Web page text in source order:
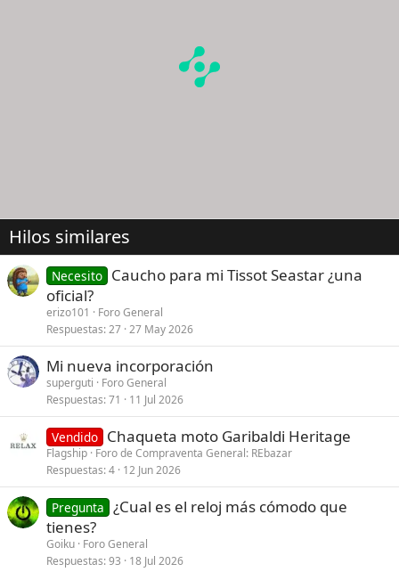
Hilos similares
Necesito Caucho para mi Tissot Seastar ¿una
oficial?
erizo101
Foro General
Respuestas 27 27 May 2026
Mi nueva incorporación
superguti
Foro General
Respuestas 71 11 Jul 2026
Vendido Chaqueta moto Garibaldi Heritage
Flagship Foro de Compraventa General: REbazar
Respuestas 4 12 Jun 2026
Pregunta ¿Cual es el reloj más cómodo que
tienes?
Goiku Foro General
Respuestas 93 18 Jul 2026